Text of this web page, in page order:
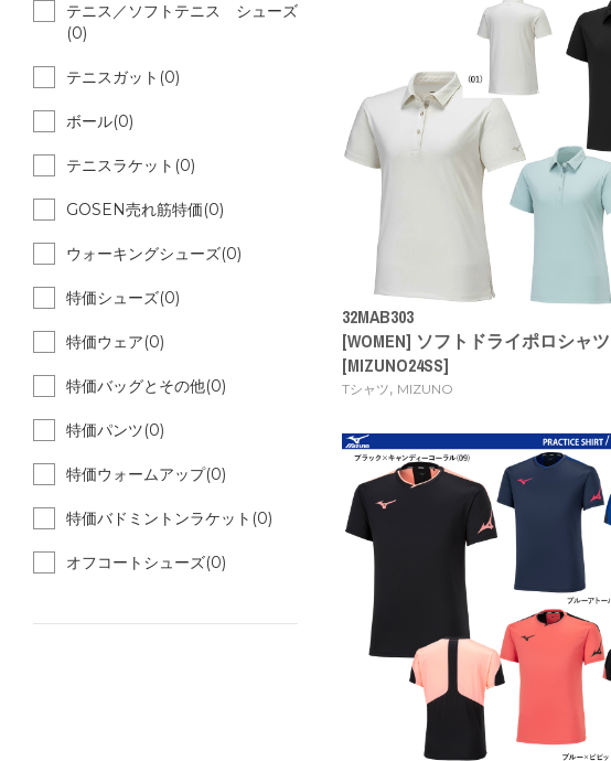
32MAB303
[WOMEN] ソフトドライポロシャツ
[MIZUNO24SS]
Tシャツ, MIZUNO
テニス／ソフトテニス シューズ
(0)
テニスガット(0)
ボール(0)
テニスラケット(0)
GOSEN売れ筋特価(0)
ウォーキングシューズ(0)
特価シューズ(0)
特価ウェア(0)
特価バッグとその他(0)
特価パンツ(0)
特価ウォームアップ(0)
特価バドミントンラケット(0)
オフコートシューズ(0)